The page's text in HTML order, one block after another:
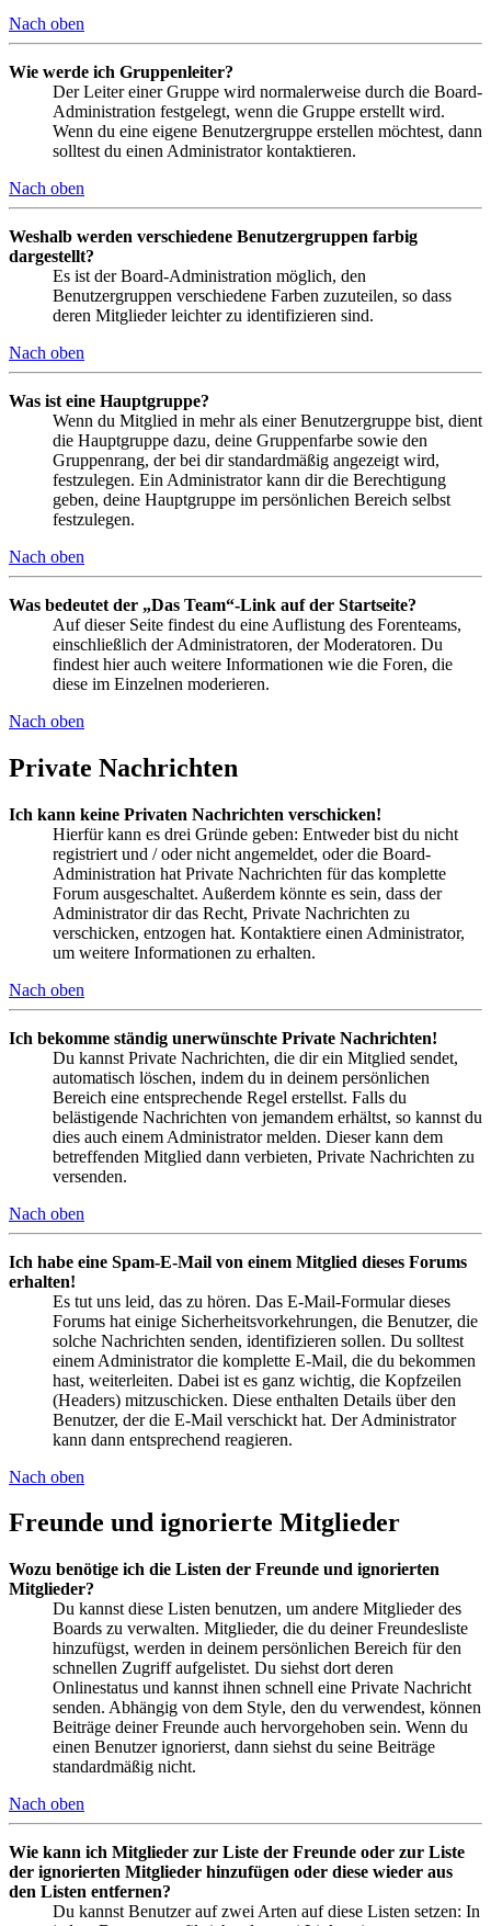
Nach oben
Wie werde ich Gruppenleiter?
Der Leiter einer Gruppe wird normalerweise durch die Board-
Administration festgelegt, wenn die Gruppe erstellt wird.
Wenn du eine eigene Benutzergruppe erstellen möchtest, dann
solltest du einen Administrator kontaktieren.
Nach oben
Weshalb werden verschiedene Benutzergruppen farbig
dargestellt?
Es ist der Board-Administration möglich, den
Benutzergruppen verschiedene Farben zuzuteilen, so dass
deren Mitglieder leichter zu identifizieren sind.
Nach oben
Was ist eine Hauptgruppe?
Wenn du Mitglied in mehr als einer Benutzergruppe bist, dient
die Hauptgruppe dazu, deine Gruppenfarbe sowie den
Gruppenrang, der bei dir standardmäßig angezeigt wird,
festzulegen. Ein Administrator kann dir die Berechtigung
geben, deine Hauptgruppe im persönlichen Bereich selbst
festzulegen.
Nach oben
Was bedeutet der „Das Team“-Link auf der Startseite?
Auf dieser Seite findest du eine Auflistung des Forenteams,
einschließlich der Administratoren, der Moderatoren. Du
findest hier auch weitere Informationen wie die Foren, die
diese im Einzelnen moderieren.
Nach oben
Private Nachrichten
Ich kann keine Privaten Nachrichten verschicken!
Hierfür kann es drei Gründe geben: Entweder bist du nicht
registriert und / oder nicht angemeldet, oder die Board-
Administration hat Private Nachrichten für das komplette
Forum ausgeschaltet. Außerdem könnte es sein, dass der
Administrator dir das Recht, Private Nachrichten zu
verschicken, entzogen hat. Kontaktiere einen Administrator,
um weitere Informationen zu erhalten.
Nach oben
Ich bekomme ständig unerwünschte Private Nachrichten!
Du kannst Private Nachrichten, die dir ein Mitglied sendet,
automatisch löschen, indem du in deinem persönlichen
Bereich eine entsprechende Regel erstellst. Falls du
belästigende Nachrichten von jemandem erhältst, so kannst du
dies auch einem Administrator melden. Dieser kann dem
betreffenden Mitglied dann verbieten, Private Nachrichten zu
versenden.
Nach oben
Ich habe eine Spam-E-Mail von einem Mitglied dieses Forums
erhalten!
Es tut uns leid, das zu hören. Das E-Mail-Formular dieses
Forums hat einige Sicherheitsvorkehrungen, die Benutzer, die
solche Nachrichten senden, identifizieren sollen. Du solltest
einem Administrator die komplette E-Mail, die du bekommen
hast, weiterleiten. Dabei ist es ganz wichtig, die Kopfzeilen
(Headers) mitzuschicken. Diese enthalten Details über den
Benutzer, der die E-Mail verschickt hat. Der Administrator
kann dann entsprechend reagieren.
Nach oben
Freunde und ignorierte Mitglieder
Wozu benötige ich die Listen der Freunde und ignorierten
Mitglieder?
Du kannst diese Listen benutzen, um andere Mitglieder des
Boards zu verwalten. Mitglieder, die du deiner Freundesliste
hinzufügst, werden in deinem persönlichen Bereich für den
schnellen Zugriff aufgelistet. Du siehst dort deren
Onlinestatus und kannst ihnen schnell eine Private Nachricht
senden. Abhängig von dem Style, den du verwendest, können
Beiträge deiner Freunde auch hervorgehoben sein. Wenn du
einen Benutzer ignorierst, dann siehst du seine Beiträge
standardmäßig nicht.
Nach oben
Wie kann ich Mitglieder zur Liste der Freunde oder zur Liste
der ignorierten Mitglieder hinzufügen oder diese wieder aus
den Listen entfernen?
Du kannst Benutzer auf zwei Arten auf diese Listen setzen: In